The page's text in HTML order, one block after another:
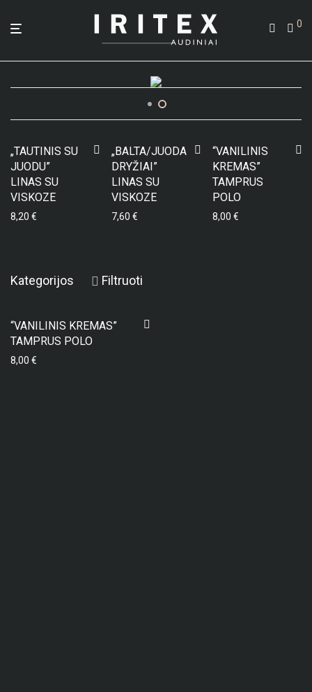
0
„TAUTINIS SU
JUODU”
LINAS SU
VISKOZE
8,20 €
„BALTA/JUODA
DRYŽIAI”
LINAS SU
VISKOZE
7,60 €
“VANILINIS
KREMAS”
TAMPRUS
POLO
8,00 €
Kategorijos Filtruoti
“VANILINIS KREMAS”
TAMPRUS POLO
8,00 €